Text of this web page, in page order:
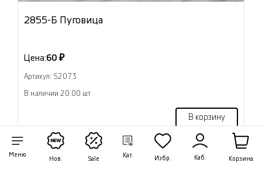
Меню
Нов. Sale
Кат. Избр. Каб. Корзина
2855-Б Пуговица
Цена:60 ₽
Артикул: 52073
В наличии 20.00 шт
В корзину